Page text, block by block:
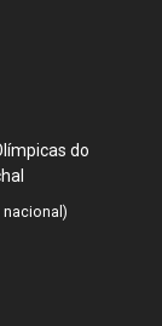
do
nacional)